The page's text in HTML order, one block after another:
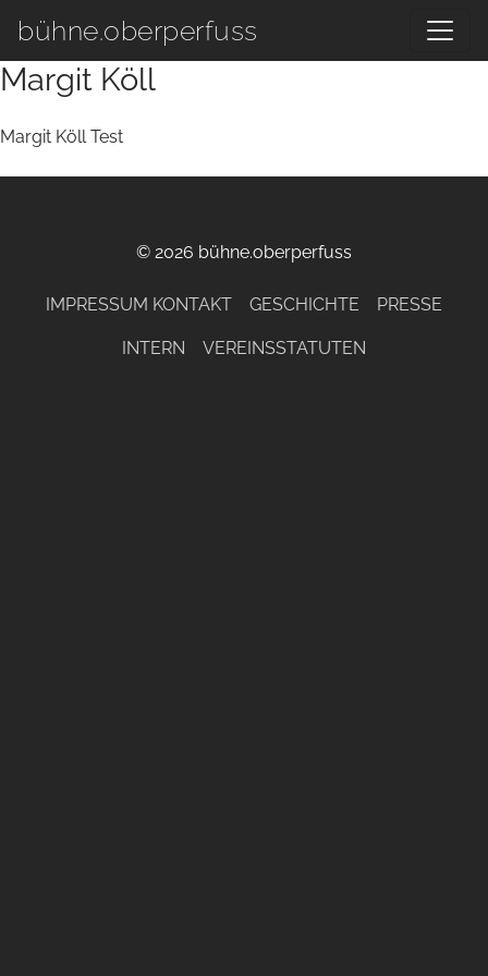
bühne.oberperfuss
Margit Köll
Margit Köll Test
© 2026 bühne.oberperfuss
IMPRESSUM KONTAKT GESCHICHTE PRESSE
INTERN VEREINSSTATUTEN